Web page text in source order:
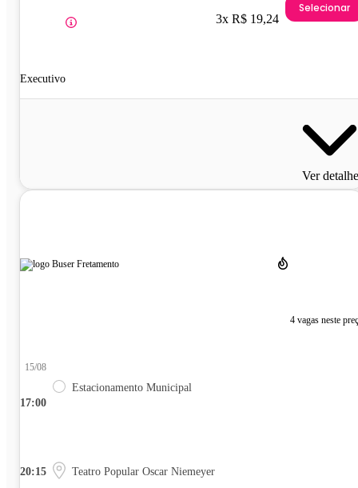
Executivo
3x R$ 19,24
Selecionar
Ver
4 vagas neste
17:00
15/08
Estacionamento Municipal
20:15 Teatro Popular Oscar Niemeyer